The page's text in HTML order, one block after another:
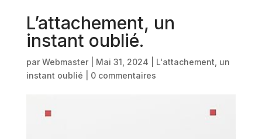
L’attachement, un
instant oublié.
par Webmaster| Mai 31, 2024
L'attachement, un
instant oublié
0 commentaires